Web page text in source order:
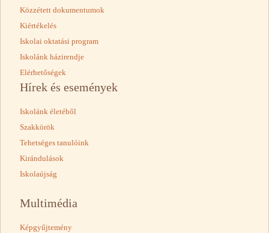
Közzétett dokumentumok
Kiértékelés
Iskolai oktatási program
Iskolánk házirendje
Elérhetőségek
Hírek és események
Iskolánk életéből
Szakkörök
Tehetséges tanulóink
Kirándulások
Iskolaújság
Multimédia
Képgyűjtemény